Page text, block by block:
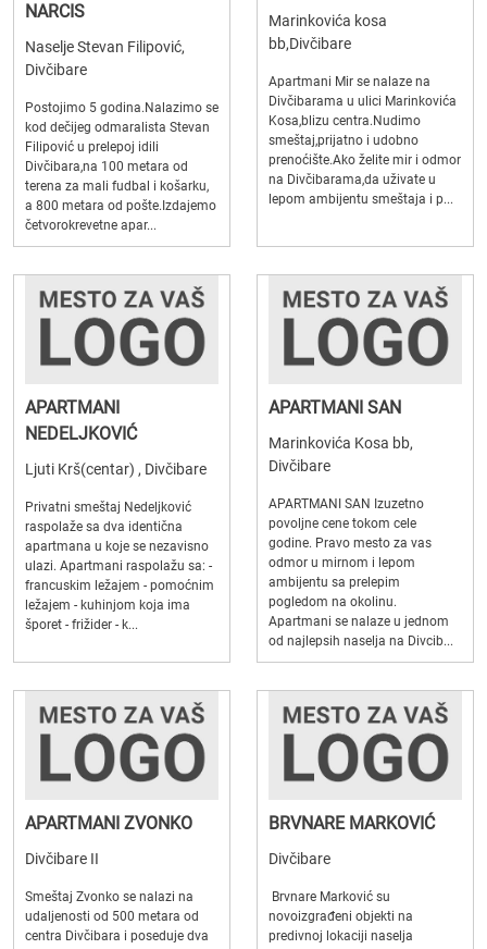
NARCIS
Naselje Stevan Filipović,
Divčibare
Postojimo 5 godina.Nalazimo se
kod dečijeg odmaralista Stevan
Filipović u prelepoj idili
Divčibara,na 100 metara od
terena za mali fudbal i košarku,
a 800 metara od pošte.Izdajemo
četvorokrevetne apar...
Marinkovića kosa
bb,Divčibare
Apartmani Mir se nalaze na
Divčibarama u ulici Marinkovića
Kosa,blizu centra.Nudimo
smeštaj,prijatno i udobno
prenoćište.Ako želite mir i odmor
na Divčibarama,da uživate u
lepom ambijentu smeštaja i p...
APARTMANI
NEDELJKOVIĆ
Ljuti Krš(centar) , Divčibare
Privatni smeštaj Nedeljković
raspolaže sa dva identična
apartmana u koje se nezavisno
ulazi. Apartmani raspolažu sa: -
francuskim ležajem - pomoćnim
ležajem - kuhinjom koja ima
šporet - frižider - k...
APARTMANI SAN
Marinkovića Kosa bb,
Divčibare
APARTMANI SAN Izuzetno
povoljne cene tokom cele
godine. Pravo mesto za vas
odmor u mirnom i lepom
ambijentu sa prelepim
pogledom na okolinu.
Apartmani se nalaze u jednom
od najlepsih naselja na Divcib...
APARTMANI ZVONKO
Divčibare II
Smeštaj Zvonko se nalazi na
udaljenosti od 500 metara od
centra Divčibara i poseduje dva
BRVNARE MARKOVIĆ
Divčibare
Brvnare Marković su
novoizgrađeni objekti na
predivnoj lokaciji naselja